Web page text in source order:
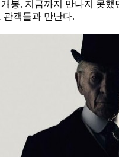
개봉, 지금까지 만나지 못
관객들과 만난다.